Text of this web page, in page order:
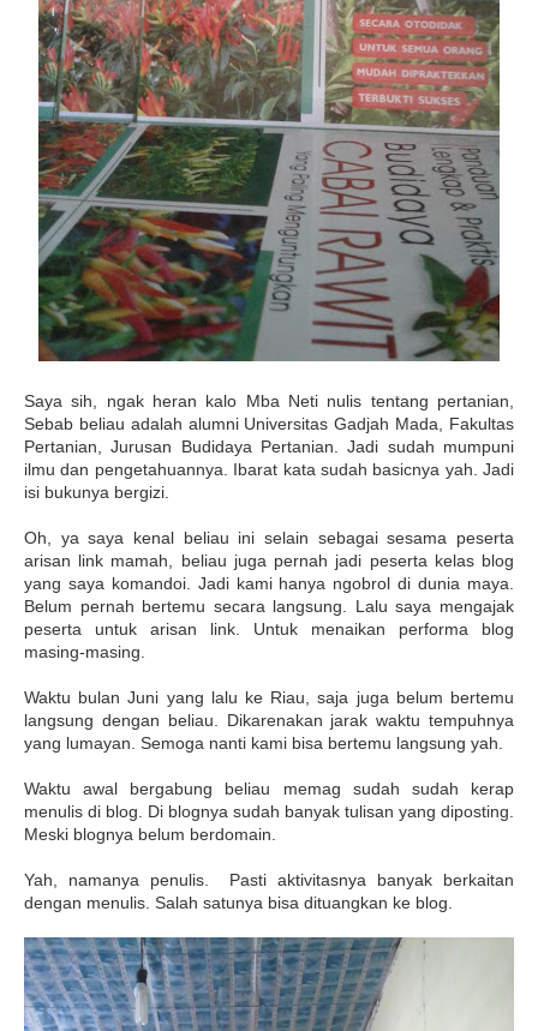
Saya sih, ngak heran kalo Mba Neti nulis tentang pertanian,
Sebab beliau adalah alumni Universitas Gadjah Mada, Fakultas
Pertanian, Jurusan Budidaya Pertanian. Jadi sudah mumpuni
ilmu dan pengetahuannya. Ibarat kata sudah basicnya yah. Jadi
isi bukunya bergizi.
Oh, ya saya kenal beliau ini selain sebagai sesama peserta
arisan link mamah, beliau juga pernah jadi peserta kelas blog
yang saya komandoi. Jadi kami hanya ngobrol di dunia maya.
Belum pernah bertemu secara langsung. Lalu saya mengajak
peserta untuk arisan link. Untuk menaikan performa blog
masing-masing.
Waktu bulan Juni yang lalu ke Riau, saja juga belum bertemu
langsung dengan beliau. Dikarenakan jarak waktu tempuhnya
yang lumayan. Semoga nanti kami bisa bertemu langsung yah.
Waktu awal bergabung beliau memag sudah sudah kerap
menulis di blog. Di blognya sudah banyak tulisan yang diposting.
Meski blognya belum berdomain.
Yah, namanya penulis. Pasti aktivitasnya banyak berkaitan
dengan menulis. Salah satunya bisa dituangkan ke blog.